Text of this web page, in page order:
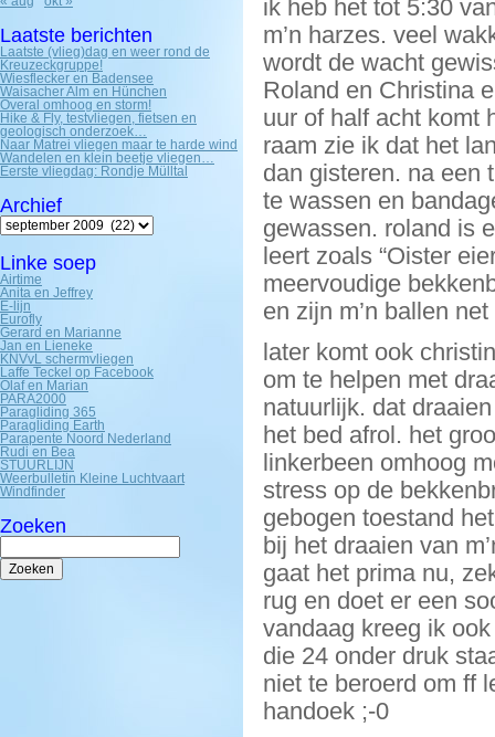
Laatste berichten
Laatste (vlieg)dag en weer rond de
Kreuzeckgruppe!
Wiesflecker en Badensee
Waisacher Alm en Hünchen
Overal omhoog en storm!
Hike & Fly, testvliegen, fietsen en
geologisch onderzoek…
Naar Matrei vliegen maar te harde wind
Wandelen en klein beetje vliegen…
Eerste vliegdag: Rondje Mülltal
Archief
Archief
Linke soep
Airtime
Anita en Jeffrey
E-lijn
Eurofly
Gerard en Marianne
Jan en Lieneke
KNVvL schermvliegen
Laffe Teckel op Facebook
Olaf en Marian
PARA2000
Paragliding 365
Paragliding Earth
Parapente Noord Nederland
Rudi en Bea
STUURLIJN
Weerbulletin Kleine Luchtvaart
Windfinder
Zoeken
Zoeken
naar:
ik heb het tot 5:30
m’n harzes. veel
wordt de wacht
Roland en Christina
uur of half acht komt
raam zie ik dat het
dan gisteren. na een
te wassen en
gewassen. roland is
leert zoals “Oister
meervoudige
en zijn m’n ballen
later komt ook
om te helpen met
natuurlijk. dat
het bed afrol. het
linkerbeen omhoog
stress op de
gebogen toestand
bij het draaien van
gaat het prima nu,
rug en doet er een
vandaag kreeg ik
die 24 onder druk
niet te beroerd om ff
handoek ;-0